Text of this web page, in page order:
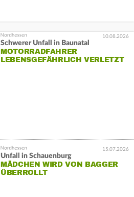
10.08.2026
Schwerer Unfall in Baunatal
MOTORRADFAHRER
LEBENSGEFÄHRLICH VERLETZT
15.07.2026
Unfall in Schauenburg
MÄDCHEN WIRD VON BAGGER
ÜBERROLLT